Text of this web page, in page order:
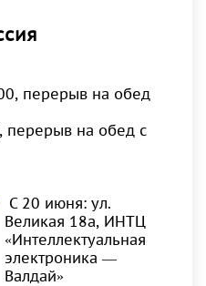
перерыв на обед
перерыв на обед с
С 20 июня: ул.
Великая 18а, ИНТЦ
«Интеллектуальная
электроника —
Валдай»